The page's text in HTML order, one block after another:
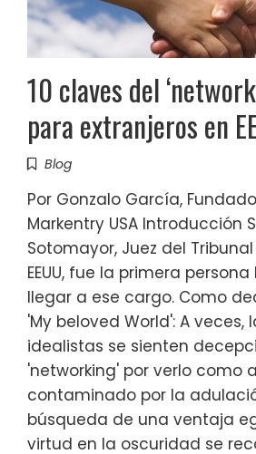
10 claves del
para extranjeros en
Blog
Por Gonzalo García,
Markentry USA Introducción
Sotomayor, Juez del
EEUU, fue la primera
llegar a ese cargo. Como
'My beloved World': A veces,
idealistas se sienten
'networking' por verlo como
contaminado por la
búsqueda de una ventaja
virtud en la oscuridad se